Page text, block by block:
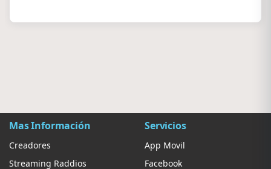
Mas Información
Creadores
Streaming Raddios
Servicios
App Movil
Facebook